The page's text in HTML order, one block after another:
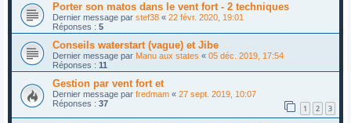
Porter son matos dans le vent fort - 2 techniques
Dernier message par stef38 « 22 févr. 2020, 19:01
Réponses : 5
Conseils waterstart (vague) et Jibe
Dernier message par Manu aux states « 05 déc. 2019, 17:54
Réponses : 11
Gestion par vent fort et
Dernier message par fredmam « 27 sept. 2019, 10:07
Réponses : 37 1 2 3